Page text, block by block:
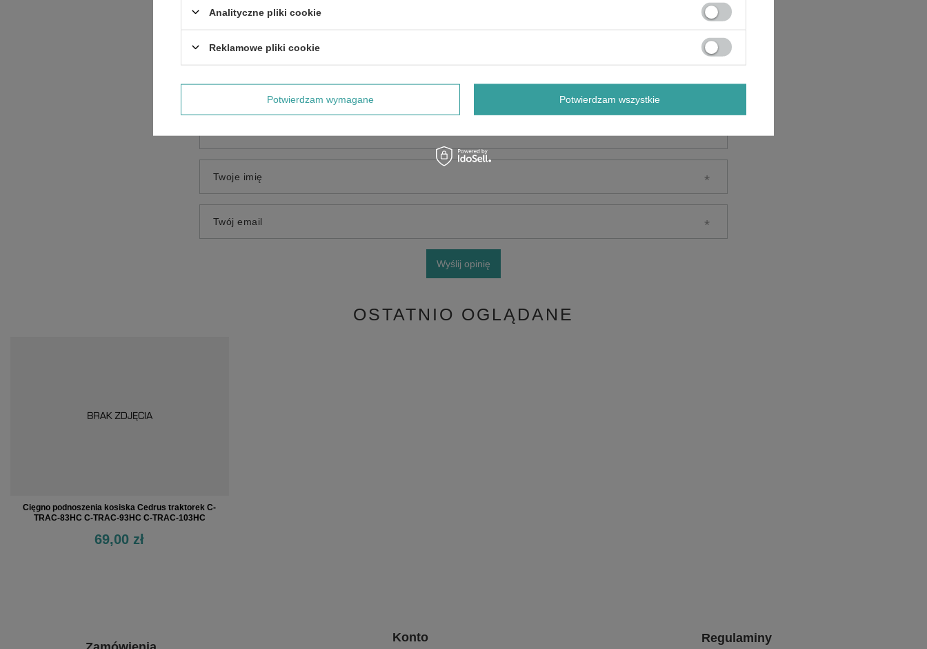
Twoje imię
Twój email
Wyślij opinię
OSTATNIO OGLĄDANE
Cięgno podnoszenia kosiska Cedrus traktorek C-
TRAC-83HC C-TRAC-93HC C-TRAC-103HC
69,00 zł
Konto Regulaminy
Analityczne pliki cookie
Reklamowe pliki cookie
Potwierdzam wymagane Potwierdzam wszystkie